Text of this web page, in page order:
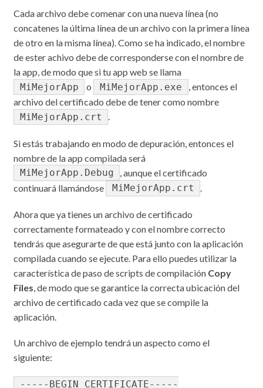
Cada archivo debe comenar con una nueva línea (no
concatenes la última línea de un archivo con la primera línea
de otro en la misma línea). Como se ha indicado, el nombre
de ester achivo debe de corresponderse con el nombre de
la app, de modo que si tu app web se llama
MiMejorApp
o MiMejorApp.exe
, entonces el
archivo del certificado debe de tener como nombre
MiMejorApp.crt
.
Si estás trabajando en modo de depuración, entonces el
nombre de la app compilada será
MiMejorApp.Debug
, aunque el certificado
continuará llamándose
MiMejorApp.crt
Ahora que ya tienes un archivo de certificado
correctamente formateado y con el nombre correcto
tendrás que asegurarte de que está junto con la aplicación
compilada cuando se ejecute. Para ello puedes utilizar la
característica de paso de scripts de compilación Copy
Files, de modo que se garantice la correcta ubicación del
archivo de certificado cada vez que se compile la
aplicación.
Un archivo de ejemplo tendrá un aspecto como el
siguiente:
-----BEGIN CERTIFICATE-----